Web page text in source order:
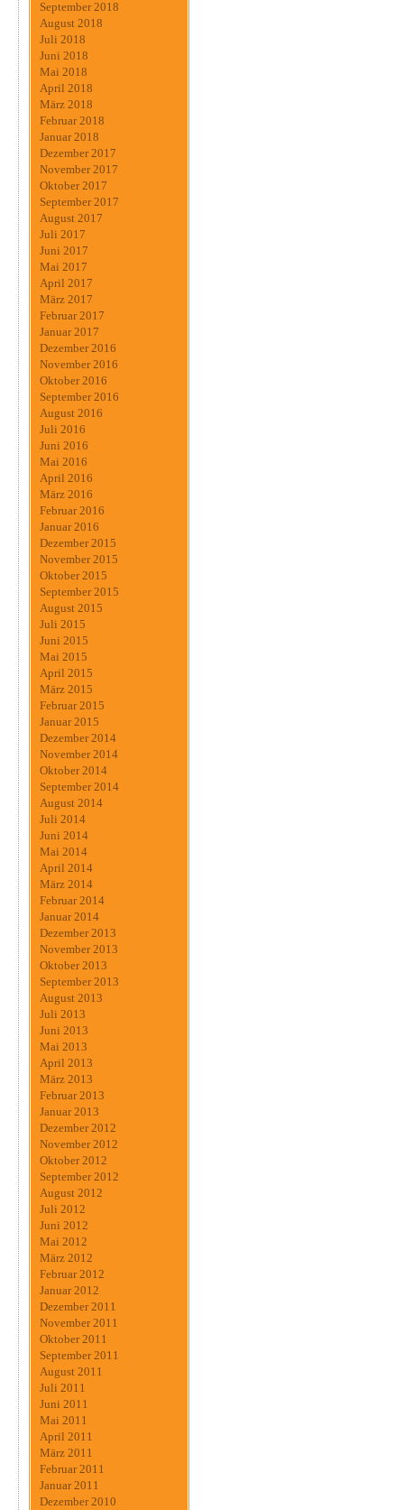
September 2018
August 2018
Juli 2018
Juni 2018
Mai 2018
April 2018
März 2018
Februar 2018
Januar 2018
Dezember 2017
November 2017
Oktober 2017
September 2017
August 2017
Juli 2017
Juni 2017
Mai 2017
April 2017
März 2017
Februar 2017
Januar 2017
Dezember 2016
November 2016
Oktober 2016
September 2016
August 2016
Juli 2016
Juni 2016
Mai 2016
April 2016
März 2016
Februar 2016
Januar 2016
Dezember 2015
November 2015
Oktober 2015
September 2015
August 2015
Juli 2015
Juni 2015
Mai 2015
April 2015
März 2015
Februar 2015
Januar 2015
Dezember 2014
November 2014
Oktober 2014
September 2014
August 2014
Juli 2014
Juni 2014
Mai 2014
April 2014
März 2014
Februar 2014
Januar 2014
Dezember 2013
November 2013
Oktober 2013
September 2013
August 2013
Juli 2013
Juni 2013
Mai 2013
April 2013
März 2013
Februar 2013
Januar 2013
Dezember 2012
November 2012
Oktober 2012
September 2012
August 2012
Juli 2012
Juni 2012
Mai 2012
März 2012
Februar 2012
Januar 2012
Dezember 2011
November 2011
Oktober 2011
September 2011
August 2011
Juli 2011
Juni 2011
Mai 2011
April 2011
März 2011
Februar 2011
Januar 2011
Dezember 2010